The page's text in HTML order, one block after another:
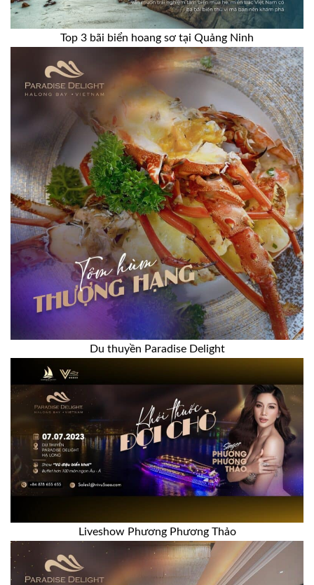
Top 3 bãi biển hoang sơ tại Quảng Ninh
Du thuyền Paradise Delight
Liveshow Phương Phương Thảo